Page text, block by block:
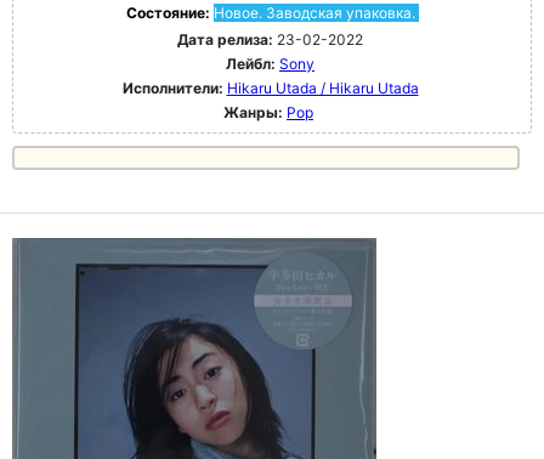
Состояние: Новое. Заводская упаковка.
Дата релиза: 23-02-2022
Лейбл: Sony
Исполнители: Hikaru Utada / Hikaru Utada
Жанры: Pop